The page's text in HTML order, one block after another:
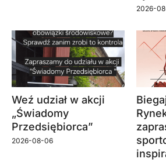
2026-
Weź udział w akcji
„Świadomy
Przedsiębiorca”
2026-08-06